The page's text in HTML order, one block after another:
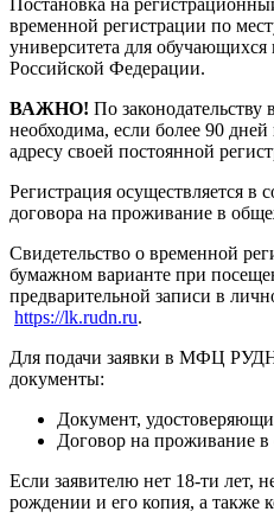
временной регистрации по
университета для обучающихся
Российской Федерации.
ВАЖНО! По законодательству
необходима, если более 90
адресу своей постоянной
Регистрация осуществляется в
договора на проживание в
Свидетельство о временной
бумажном варианте при
предварительной записи в
https://lk.rudn.ru.
Для подачи заявки в МФЦ
документы:
Документ,
Договор на проживание
Если заявителю нет 18-ти лет,
рождении и его копия, а также